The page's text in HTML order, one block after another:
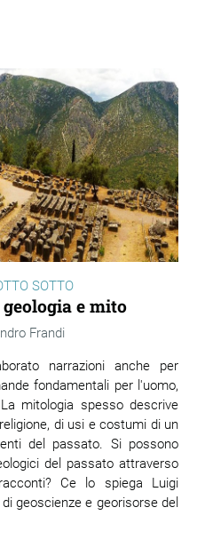
SOTTO
e mito
Frandi
narrazioni anche per
fondamentali per l'uomo,
mitologia spesso descrive
di usi e costumi di un
del passato. Si possono
del passato attraverso
Ce lo spiega Luigi
geoscienze e georisorse del